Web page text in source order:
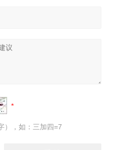
），如：三加四=7